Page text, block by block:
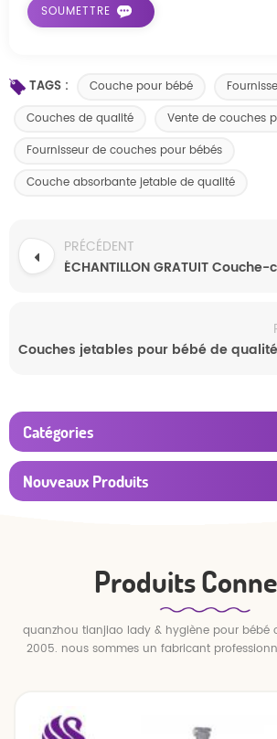
TAGS : Couche pour bébé
Couches de qualité
Vente de couches
Fournisseur de couches pour bébés
Couche absorbante jetable de qualité
PRÉCÉDENT
Catégories
Nouveaux Produits
Produits
quanzhou tianjiao lady & hygiène pour bébé
2005. nous sommes un fabricant